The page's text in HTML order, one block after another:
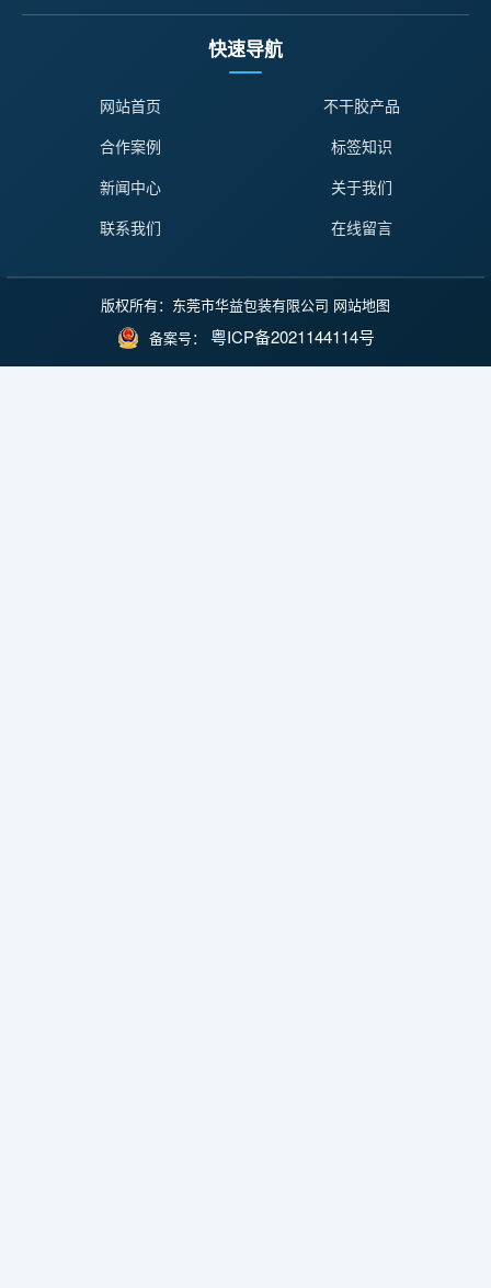
快速导航
网站首页
不干胶产品
合作案例
标签知识
新闻中心
关于我们
联系我们
在线留言
版权所有：东莞市华益包装有限公司 网站地图
备案号： 粤ICP备2021144114号